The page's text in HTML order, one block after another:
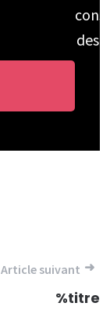
des
Article suivant
%titre